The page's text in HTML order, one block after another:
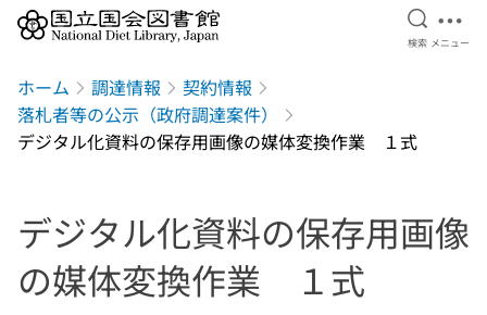
検索を
検索 メ
メニュー
ホーム 調達情報
契約情報
落札者等の公示（政府調達案件）
デジタル化資料の保存用画像の媒体変換作業 １式
デジタル化資料の保存用画像
の媒体変換作業 １式